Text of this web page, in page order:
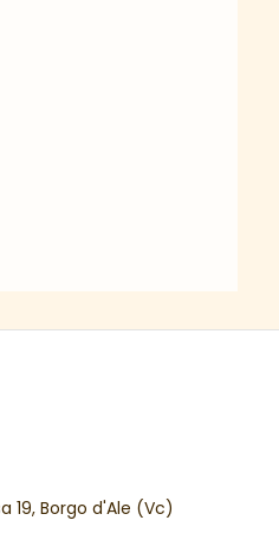
19, Borgo d'Ale (Vc)